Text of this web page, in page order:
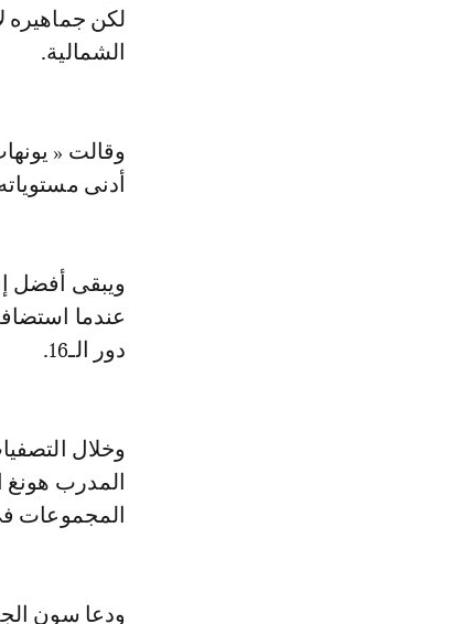
لكن جماهيره
الشمالية.
وقالت «
أدنى
ويبقى أفضل
دور الـ16.
وخلال
المجموعات في مونديال
ودعا سون